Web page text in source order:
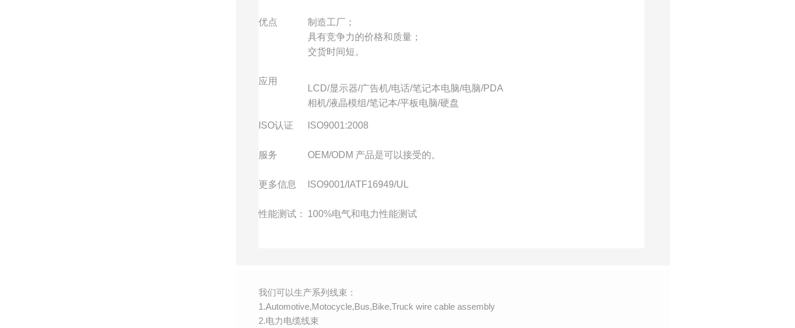
优点
制造工厂；
具有竞争力的价格和质量；
交货时间短。
应用
LCD/显示器/广告机/电话/笔记本电脑/电脑/PDA
相机/液晶模组/笔记本/平板电脑/硬盘
ISO认证 ISO9001:2008
服务 OEM/ODM 产品是可以接受的。
更多信息 ISO9001/IATF16949/UL
性能测试： 100%电气和电力性能测试
我们可以生产系列线束：
1.Automotive,Motocycle,Bus,Bike,Truck wire cable assembly
2.电力电缆线束